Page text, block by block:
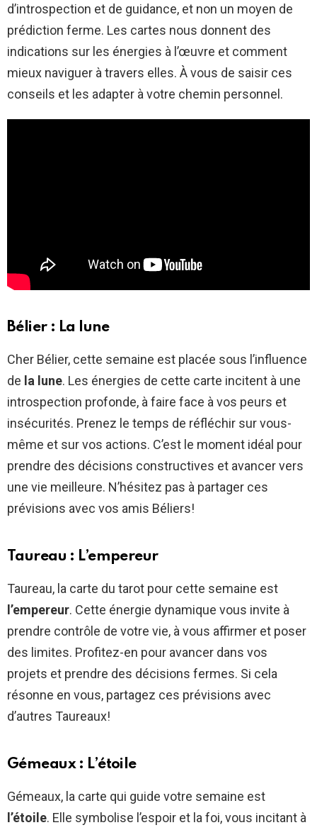
d’introspection et de guidance, et non un moyen de
prédiction ferme. Les cartes nous donnent des
indications sur les énergies à l’œuvre et comment
mieux naviguer à travers elles. À vous de saisir ces
conseils et les adapter à votre chemin personnel.
Bélier : La lune
Cher Bélier, cette semaine est placée sous l’influence
de la lune. Les énergies de cette carte incitent à une
introspection profonde, à faire face à vos peurs et
insécurités. Prenez le temps de réfléchir sur vous-
même et sur vos actions. C’est le moment idéal pour
prendre des décisions constructives et avancer vers
une vie meilleure. N’hésitez pas à partager ces
prévisions avec vos amis Béliers!
Taureau : L’empereur
Taureau, la carte du tarot pour cette semaine est
l’empereur. Cette énergie dynamique vous invite à
prendre contrôle de votre vie, à vous affirmer et poser
des limites. Profitez-en pour avancer dans vos
projets et prendre des décisions fermes. Si cela
résonne en vous, partagez ces prévisions avec
d’autres Taureaux!
Gémeaux : L’étoile
Gémeaux, la carte qui guide votre semaine est
l’étoile. Elle symbolise l’espoir et la foi, vous incitant à